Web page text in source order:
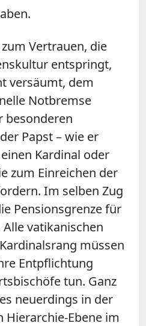
Vertrauen, die
entspringt,
versäumt, dem
Notbremse
besonderen
Papst – wie er
Kardinal oder
zum Einreichen der
Im selben Zug
Pensionsgrenze für
vatikanischen
müssen
Entpflichtung
tun. Ganz
neuerdings in der
Ebene im